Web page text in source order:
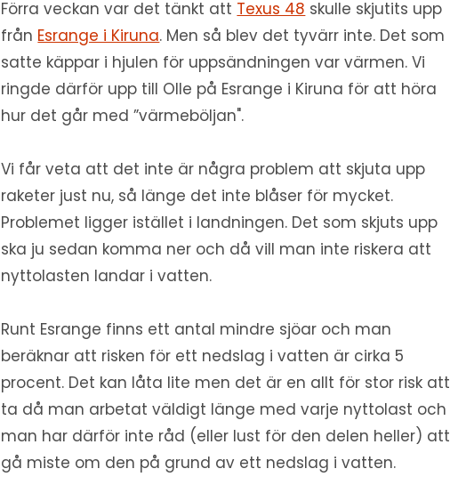
Förra veckan var det tänkt att Texus 48 skulle skjutits upp
från Esrange i Kiruna. Men så blev det tyvärr inte. Det som
satte käppar i hjulen för uppsändningen var värmen. Vi
ringde därför upp till Olle på Esrange i Kiruna för att höra
hur det går med ”värmeböljan".
Vi får veta att det inte är några problem att skjuta upp
raketer just nu, så länge det inte blåser för mycket.
Problemet ligger istället i landningen. Det som skjuts upp
ska ju sedan komma ner och då vill man inte riskera att
nyttolasten landar i vatten.
Runt Esrange finns ett antal mindre sjöar och man
beräknar att risken för ett nedslag i vatten är cirka 5
procent. Det kan låta lite men det är en allt för stor risk att
ta då man arbetat väldigt länge med varje nyttolast och
man har därför inte råd (eller lust för den delen heller) att
gå miste om den på grund av ett nedslag i vatten.